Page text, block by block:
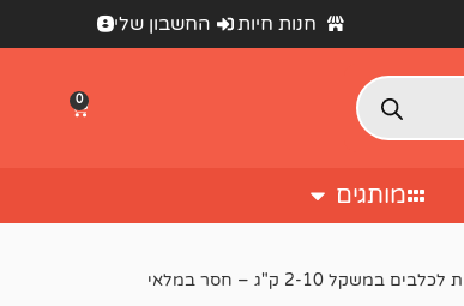
חנות חיות החשבון שלי
0
מותגים